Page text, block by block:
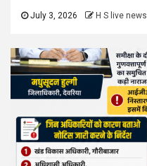
July 3, 2026 H S live news